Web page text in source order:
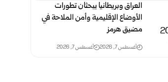
العراق وبريطانيا يبحثان تطورات
الأوضاع الإقليمية وأمن الملاحة في
مضيق هرمز
أغسطس 7, 2026 أغسطس 7, 2026